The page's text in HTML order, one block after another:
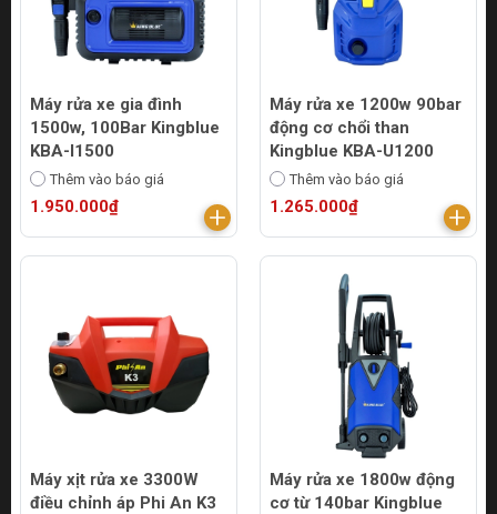
Máy rửa xe gia đình
1500w, 100Bar Kingblue
KBA-I1500
Thêm vào báo giá
1.950.000₫
Máy rửa xe 1200w 90bar
động cơ chổi than
Kingblue KBA-U1200
Thêm vào báo giá
1.265.000₫
Máy xịt rửa xe 3300W
điều chỉnh áp Phi An K3
Máy rửa xe 1800w động
cơ từ 140bar Kingblue